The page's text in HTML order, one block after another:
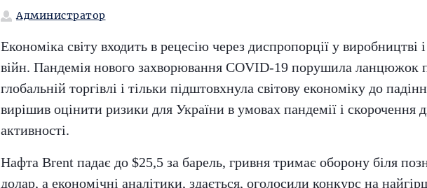
Администратор
Економіка світу входить в рецесію через диспропорції у виробництві
війн. Пандемія нового захворювання COVID-19 порушила ланцюжок
глобальній торгівлі і тільки підштовхнула світову економіку до
вирішив оцінити ризики для України в умовах пандемії і скорочення
активності.
Нафта Brent падає до $25,5 за барель, гривня тримає оборону біля
долар, а економічні аналітики, здається, оголосили конкурс на